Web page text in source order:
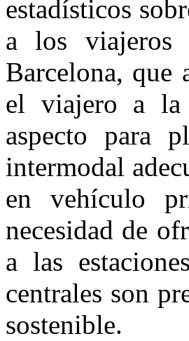
estadísticos
a los
Barcelona, que
el viajero a la
aspecto para
intermodal
en vehículo
necesidad de
a las
centrales son
sostenible.